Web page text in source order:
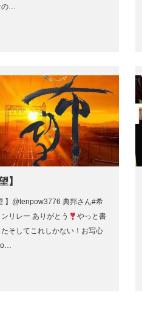
の…
】
】@tenpow3776 典邦さん#希
リレー ありがとう
やっと書
たそしてこれしかない！お写心